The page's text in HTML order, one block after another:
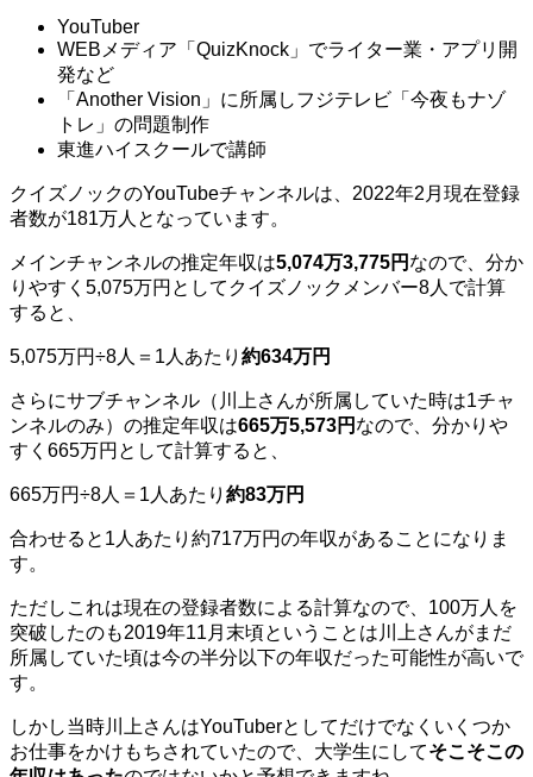
YouTuber
WEBメディア「QuizKnock」でライター業・アプリ開
発など
「Another Vision」に所属しフジテレビ「今夜もナゾ
トレ」の問題制作
東進ハイスクールで講師
クイズノックのYouTubeチャンネルは、2022年2月現在登録
者数が181万人となっています。
メインチャンネルの推定年収は5,074万3,775円 なので、分か
りやすく5,075万円としてクイズノックメンバー8人で計算
すると、
5,075万円÷8人＝1人あたり 約634万円
さらにサブチャンネル（川上さんが所属していた時は1チャ
ンネルのみ）の推定年収は665万5,573円 なので、分かりや
すく665万円として計算すると、
665万円÷8人＝1人あたり 約83万円
合わせると1人あたり約717万円の年収があることになりま
す。
ただしこれは現在の登録者数による計算なので、100万人を
突破したのも2019年11月末頃ということは川上さんがまだ
所属していた頃は今の半分以下の年収だった可能性が高いで
す。
しかし当時川上さんはYouTuberとしてだけでなくいくつか
お仕事をかけもちされていたので、大学生にしてそこそこの